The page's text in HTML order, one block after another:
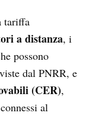
tariffa
a distanza, i
possono
dal PNRR, e
(CER),
al